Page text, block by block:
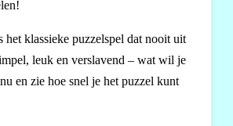
het klassieke puzzelspel dat nooit uit
leuk en verslavend – wat wil je
en zie hoe snel je het puzzel kunt